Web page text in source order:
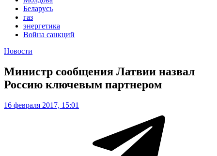
Беларусь
газ
энергетика
Война санкций
Новости
Министр сообщения Латвии назвал
Россию ключевым партнером
16 февраля 2017, 15:01